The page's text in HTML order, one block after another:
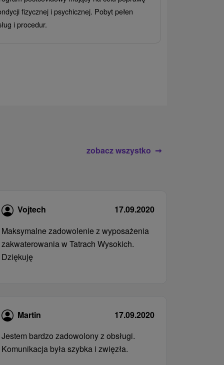
fizycznej i psychicznej. Pobyt pełen
i procedur.
zobacz wszystko
Vojtech
17.09.2020
Maksymalne zadowolenie z wyposażenia
zakwaterowania w Tatrach Wysokich.
Dziękuję
Martin
17.09.2020
Jestem bardzo zadowolony z obsługi.
Komunikacja była szybka i zwięzła.